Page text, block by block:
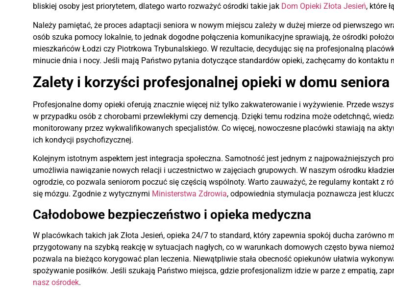
bliskiej osoby jest priorytetem, dlatego warto rozważyć ośrodki takie jak Dom Opieki Złota Jesień, które
Należy pamiętać, że proces adaptacji seniora w nowym miejscu zależy w dużej mierze od pierwszego
osób szuka pomocy lokalnie, to jednak dogodne połączenia komunikacyjne sprawiają, że ośrodki
mieszkańców Łodzi czy Piotrkowa Trybunalskiego. W rezultacie, decydując się na profesjonalną
minucie dnia i nocy. Jeśli mają Państwo pytania dotyczące standardów opieki, zachęcamy do
Zalety i korzyści profesjonalnej opieki w domu seniora
Profesjonalne domy opieki oferują znacznie więcej niż tylko zakwaterowanie i wyżywienie. Przede
w przypadku osób z chorobami przewlekłymi czy demencją. Dzięki temu rodzina może odetchnąć,
monitorowany przez wykwalifikowanych specjalistów. Co więcej, nowoczesne placówki stawiają na
ich kondycji psychofizycznej.
Kolejnym istotnym aspektem jest integracja społeczna. Samotność jest jednym z najpoważniejszych
umożliwia nawiązanie nowych relacji i uczestnictwo w zajęciach grupowych. W naszym ośrodku
ogrodzie, co pozwala seniorom poczuć się częścią wspólnoty. Warto zauważyć, że regularny kontakt z
się mózgu. Zgodnie z wytycznymi Ministerstwa Zdrowia, odpowiednia stymulacja poznawcza jest
Całodobowe bezpieczeństwo i opieka medyczna
W placówkach takich jak Złota Jesień, opieka 24/7 to standard, który zapewnia spokój ducha zarówno
przygotowany na szybką reakcję w sytuacjach nagłych, co w warunkach domowych często bywa
pozwala na bieżąco korygować plan leczenia. Niewątpliwie stała obecność opiekunów ułatwia
spożywanie posiłków. Jeśli szukają Państwo miejsca, gdzie profesjonalizm idzie w parze z empatią,
nasz ośrodek.